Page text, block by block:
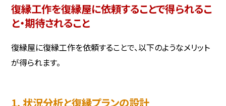
復縁工作を復縁屋に依頼することで得られるこ
と・期待されること
復縁屋に復縁工作を依頼することで、以下のようなメリット
が得られます。
1. 状況分析と復縁プランの設計